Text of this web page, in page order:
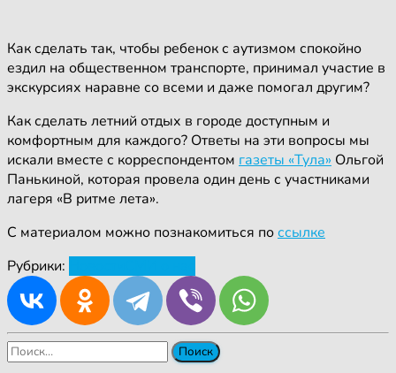
Как сделать так, чтобы ребенок с аутизмом спокойно
ездил на общественном транспорте, принимал участие в
экскурсиях наравне со всеми и даже помогал другим?
Как сделать летний отдых в городе доступным и
комфортным для каждого? Ответы на эти вопросы мы
искали вместе с корреспондентом газеты «Тула» Ольгой
Панькиной, которая провела один день с участниками
лагеря «В ритме лета».
С материалом можно познакомиться поссылке
Рубрики:
Найти: